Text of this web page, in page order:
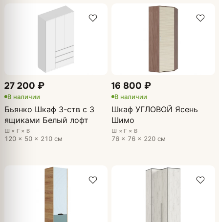
27 200 ₽
В наличии
Бьянко Шкаф 3-ств с 3
ящиками Белый лофт
Ш × Г × В
120 × 50 × 210 см
16 800 ₽
В наличии
Шкаф УГЛОВОЙ Ясень
Шимо
Ш × Г × В
76 × 76 × 220 см